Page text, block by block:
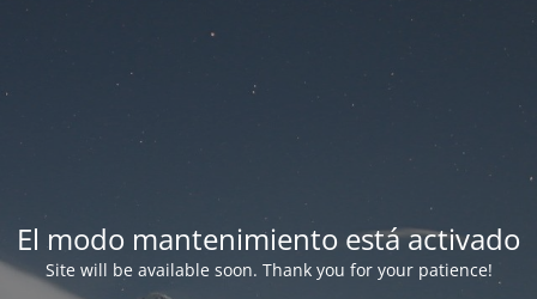
El modo mantenimiento está activado
Site will be available soon. Thank you for your patience!